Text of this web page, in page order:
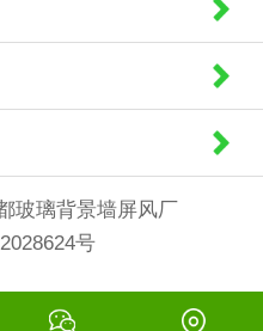
玻璃背景墙屏风厂
号